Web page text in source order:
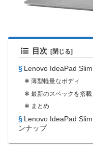
目次
Lenovo IdeaPad
薄型軽量なボディ
最新のスペックを搭載
まとめ
Lenovo IdeaPad
ンナップ